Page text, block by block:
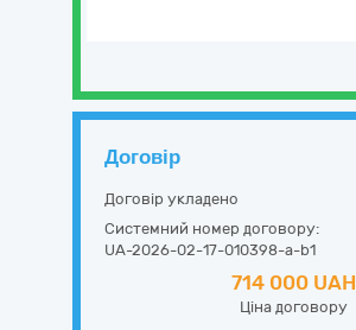
Договір
Договір укладено
Системний номер договору:
UA-2026-02-17-010398-a-b1
714 000 UAH
Ціна договору